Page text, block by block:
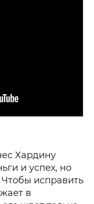
Хардину
и успех, но
исправить
в